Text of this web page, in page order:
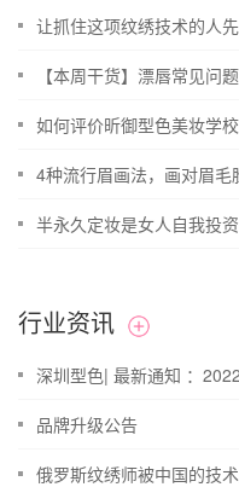
让抓住这项纹绣技术的人先
【本周干货】漂唇常见问
如何评价昕御型色美妆学校
4种流行眉画法，画对眉毛
半永久定妆是女人自我投
行业资讯
深圳型色| 最新通知 ：
品牌升级公告
俄罗斯纹绣师被中国的技术